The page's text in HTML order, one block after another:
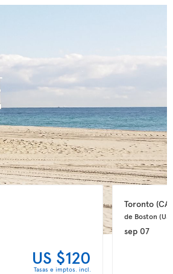
US $120
Tasas e imptos. incl.
Toronto (CA)
de Boston (US)
sep 07